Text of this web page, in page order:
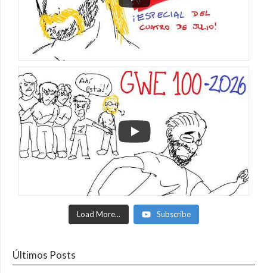
Load More... Subscribe
Últimos Posts